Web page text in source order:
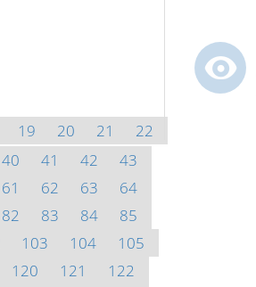
19 20 21
22
40 41 42
43
61 62 63
64
82 83 84
85
103 104
105
120 121
122